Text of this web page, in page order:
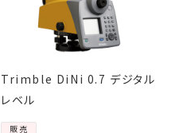
Trimble DiNi 0.7 デジタル
レベル
販売